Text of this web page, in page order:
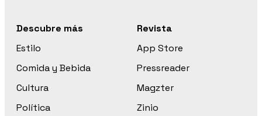
Descubre más
Estilo
Comida y Bebida
Cultura
Política
Revista
App Store
Pressreader
Magzter
Zinio